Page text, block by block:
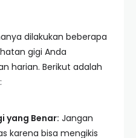
dilakukan beberapa
gigi Anda
harian. Berikut adalah
yang Benar: Jangan
karena bisa mengikis